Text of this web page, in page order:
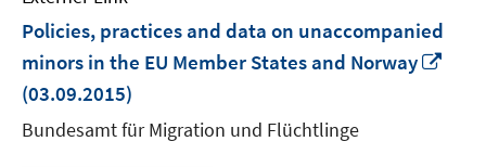
Policies, practices and data on unaccompanied
minors in the EU Member States and Norway
(03.09.2015)
Bundesamt für Migration und Flüchtlinge